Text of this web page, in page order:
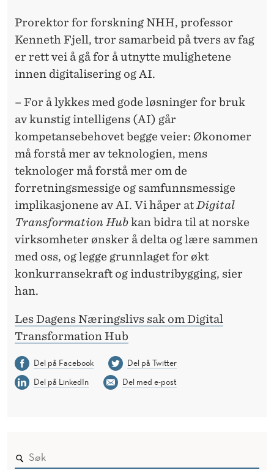
Prorektor for forskning NHH, professor
Kenneth Fjell, tror samarbeid på tvers av fag
er rett vei å gå for å utnytte mulighetene
innen digitalisering og AI.
– For å lykkes med gode løsninger for bruk
av kunstig intelligens (AI) går
kompetansebehovet begge veier: Økonomer
må forstå mer av teknologien, mens
teknologer må forstå mer om de
forretningsmessige og samfunnsmessige
implikasjonene av AI. Vi håper at Digital
Transformation Hubkan bidra til at norske
virksomheter ønsker å delta og lære sammen
med oss, og legge grunnlaget for økt
konkurransekraft og industribygging, sier
han.
Les Dagens Næringslivs sak om Digital
Transformation Hub
Del på Facebook
Del på Twitter
Del på LinkedIn
Del med e-post